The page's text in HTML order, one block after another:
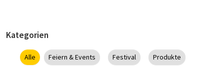
Kategorien
Alle Feiern & Events Festival Produkte